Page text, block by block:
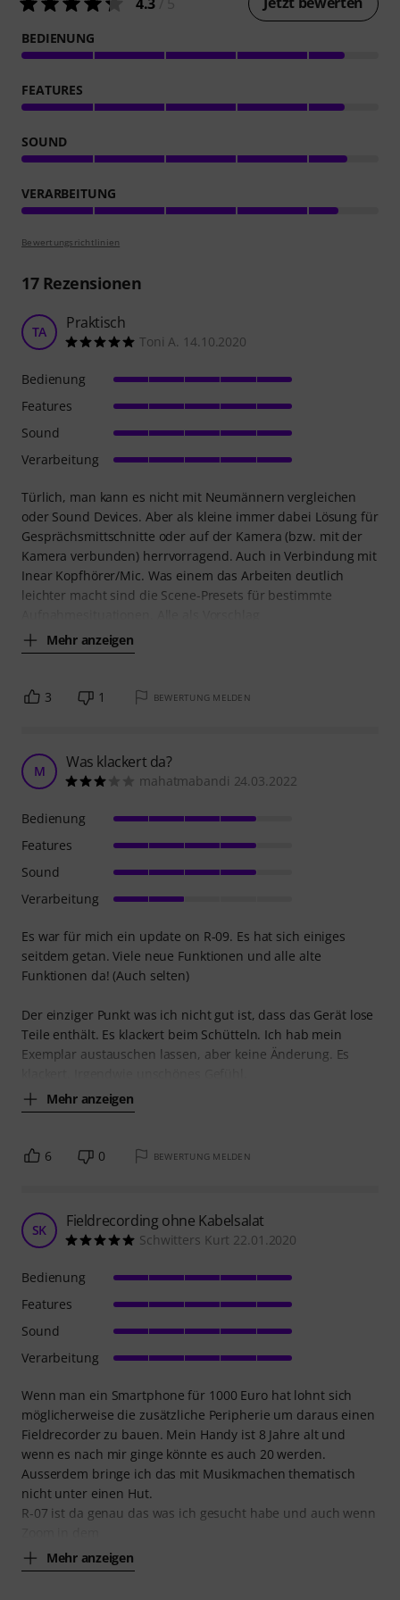
BEDIENUNG
FEATURES
SOUND
VERARBEITUNG
Bewertungsrichtlinien
17Rezensionen
TA Praktisch
Toni A. 14.10.2020
Türlich, man kann es nicht mit Neumännern vergleichen
oder Sound Devices. Aber als kleine immer dabei Lösung für
Gesprächsmittschnitte oder auf der Kamera (bzw. mit der
Kamera verbunden) herrvorragend. Auch in Verbindung mit
Inear Kopfhörer/Mic. Was einem das Arbeiten deutlich
leichter macht sind die Scene-Presets für bestimmte
Mehr anzeigen
Bedienung
Features
Sound
Verarbeitung
3 1 BEWERTUNG MELDEN
M Was klackert da?
mahatmabandi 24.03.2022
Es war für mich ein update on R-09. Es hat sich einiges
seitdem getan. Viele neue Funktionen und alle alte
Funktionen da! (Auch selten)
Der einziger Punkt was ich nicht gut ist, dass das Gerät lose
Teile enthält. Es klackert beim Schütteln. Ich hab mein
Exemplar austauschen lassen, aber keine Änderung. Es
Mehr anzeigen
Bedienung
Features
Sound
Verarbeitung
6 0 BEWERTUNG MELDEN
SK Fieldrecording ohne Kabelsalat
Schwitters Kurt 22.01.2020
Wenn man ein Smartphone für 1000 Euro hat lohnt sich
möglicherweise die zusätzliche Peripherie um daraus einen
Fieldrecorder zu bauen. Mein Handy ist 8 Jahre alt und
wenn es nach mir ginge könnte es auch 20 werden.
Ausserdem bringe ich das mit Musikmachen thematisch
nicht unter einen Hut.
R-07 ist da genau das was ich gesucht habe und auch wenn
Mehr anzeigen
Bedienung
Features
Sound
Verarbeitung